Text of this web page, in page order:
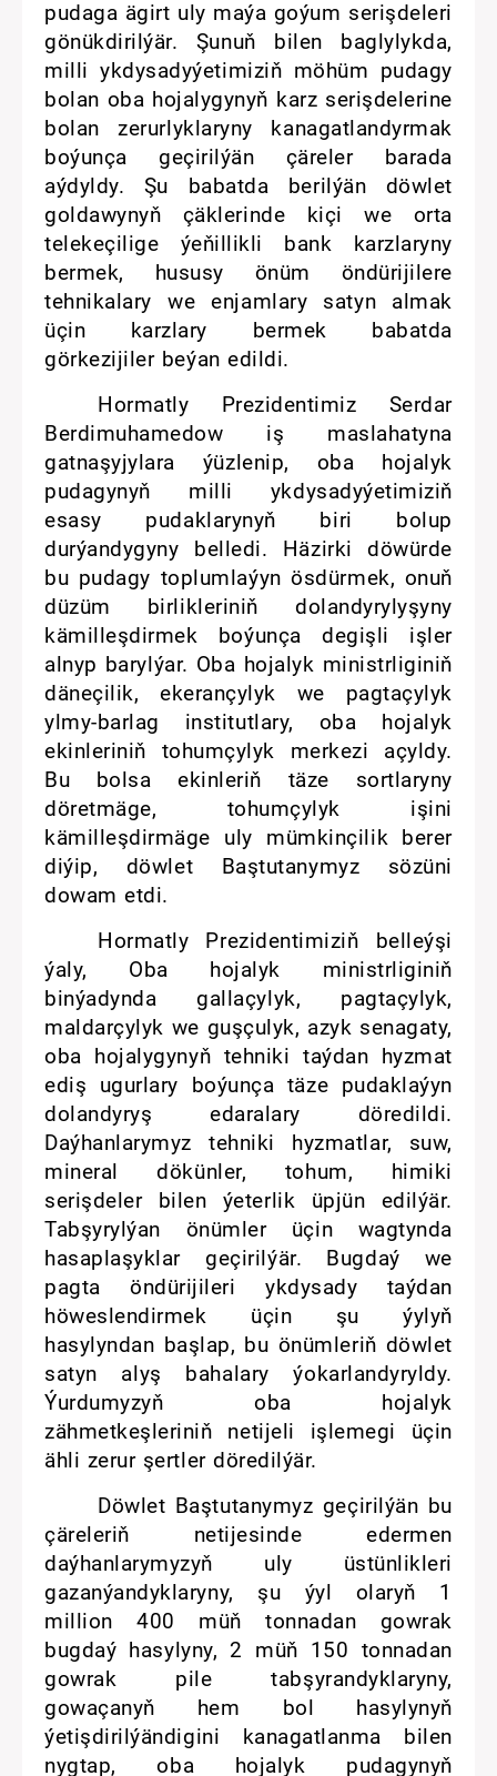
pudaga ägirt uly maýa goýum serişdeleri
gönükdirilýär. Şunuň bilen baglylykda,
milli ykdysadyýetimiziň möhüm pudagy
bolan oba hojalygynyň karz serişdelerine
bolan zerurlyklaryny kanagatlandyrmak
boýunça geçirilýän çäreler barada
aýdyldy. Şu babatda berilýän döwlet
goldawynyň çäklerinde kiçi we orta
telekeçilige ýeňillikli bank karzlaryny
bermek, hususy önüm öndürijilere
tehnikalary we enjamlary satyn almak
üçin karzlary bermek babatda
görkezijiler beýan edildi.
Hormatly Prezidentimiz Serdar
Berdimuhamedow iş maslahatyna
gatnaşyjylara ýüzlenip, oba hojalyk
pudagynyň milli ykdysadyýetimiziň
esasy pudaklarynyň biri bolup
durýandygyny belledi. Häzirki döwürde
bu pudagy toplumlaýyn ösdürmek, onuň
düzüm birlikleriniň dolandyrylyşyny
kämilleşdirmek boýunça degişli işler
alnyp barylýar. Oba hojalyk ministrliginiň
däneçilik, ekerançylyk we pagtaçylyk
ylmy-barlag institutlary, oba hojalyk
ekinleriniň tohumçylyk merkezi açyldy.
Bu bolsa ekinleriň täze sortlaryny
döretmäge, tohumçylyk işini
kämilleşdirmäge uly mümkinçilik berer
diýip, döwlet Baştutanymyz sözüni
dowam etdi.
Hormatly Prezidentimiziň belleýşi
ýaly, Oba hojalyk ministrliginiň
binýadynda gallaçylyk, pagtaçylyk,
maldarçylyk we guşçulyk, azyk senagaty,
oba hojalygynyň tehniki taýdan hyzmat
ediş ugurlary boýunça täze pudaklaýyn
dolandyryş edaralary döredildi.
Daýhanlarymyz tehniki hyzmatlar, suw,
mineral dökünler, tohum, himiki
serişdeler bilen ýeterlik üpjün edilýär.
Tabşyrylýan önümler üçin wagtynda
hasaplaşyklar geçirilýär. Bugdaý we
pagta öndürijileri ykdysady taýdan
höweslendirmek üçin şu ýylyň
hasylyndan başlap, bu önümleriň döwlet
satyn alyş bahalary ýokarlandyryldy.
Ýurdumyzyň oba hojalyk
zähmetkeşleriniň netijeli işlemegi üçin
ähli zerur şertler döredilýär.
Döwlet Baştutanymyz geçirilýän bu
çäreleriň netijesinde edermen
daýhanlarymyzyň uly üstünlikleri
gazanýandyklaryny, şu ýyl olaryň 1
million 400 müň tonnadan gowrak
bugdaý hasylyny, 2 müň 150 tonnadan
gowrak pile tabşyrandyklaryny,
gowaçanyň hem bol hasylynyň
ýetişdirilýändigini kanagatlanma bilen
nygtap, oba hojalyk pudagynyň